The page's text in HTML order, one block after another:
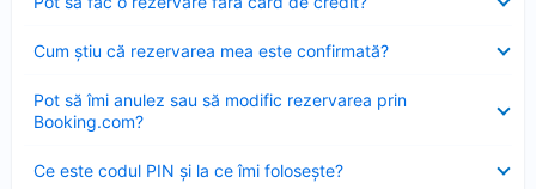
închis
Cum ştiu că rezervarea mea este confirmată?
închis
Pot să îmi anulez sau să modific rezervarea prin
Booking.com?
închis
Ce este codul PIN şi la ce îmi foloseşte?
închis